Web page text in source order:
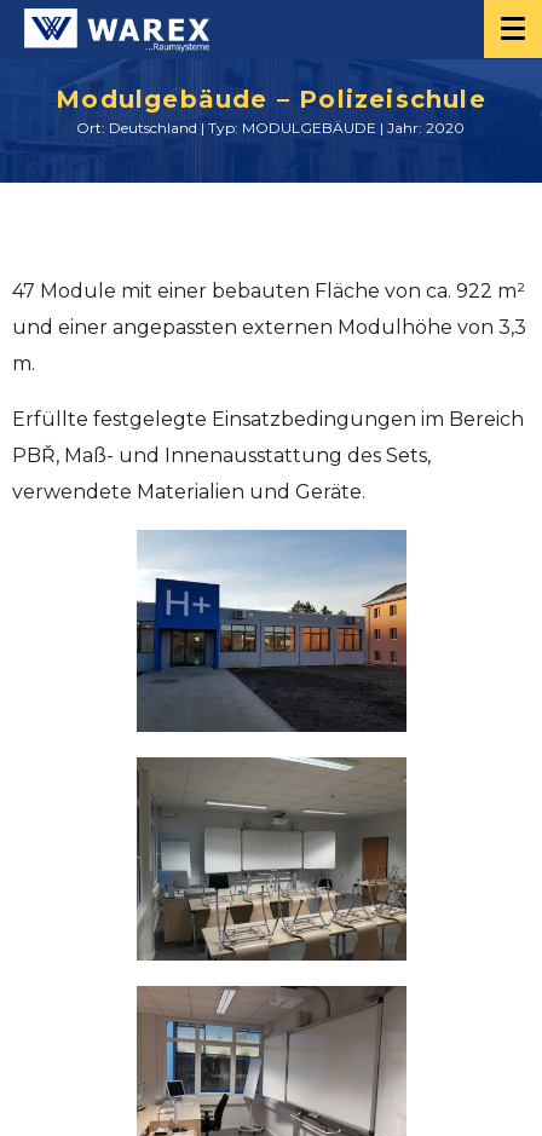
Modulgebäude – Polizeischule
Ort: Deutschland | Typ: MODULGEBÄUDE | Jahr: 2020
47 Module mit einer bebauten Fläche von ca. 922 m²
und einer angepassten externen Modulhöhe von 3,3
m.
Erfüllte festgelegte Einsatzbedingungen im Bereich
PBŘ, Maß- und Innenausstattung des Sets,
verwendete Materialien und Geräte.